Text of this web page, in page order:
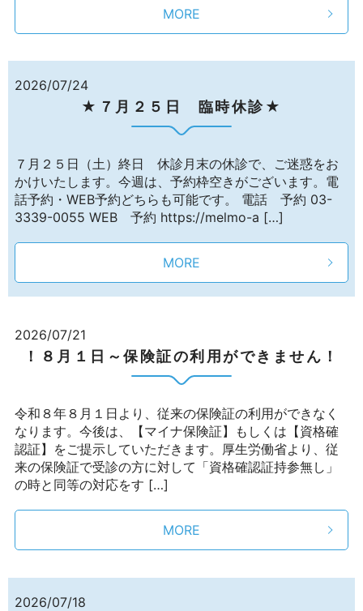
MORE
2026/07/24
★７月２５日 臨時休診★
７月２５日（土）終日 休診月末の休診で、ご迷惑をお
かけいたします。今週は、予約枠空きがございます。電
話予約・WEB予約どちらも可能です。 電話 予約 03-
3339-0055 WEB 予約 https://melmo-a […]
MORE
2026/07/21
！８月１日～保険証の利用ができません！
令和８年８月１日より、従来の保険証の利用ができなく
なります。今後は、【マイナ保険証】もしくは【資格確
認証】をご提示していただきます。厚生労働省より、従
来の保険証で受診の方に対して「資格確認証持参無し」
の時と同等の対応をす […]
MORE
2026/07/18